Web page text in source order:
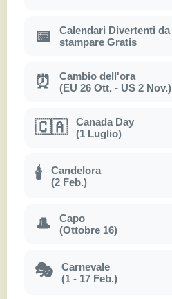
📅
Calendari Divertenti da
stampare Gratis
⏰
Cambio dell'ora
(EU 26 Ott. - US 2 Nov.)
🇨🇦
Canada Day
(1 Luglio)
🕯
Candelora
(2 Feb.)
🎩
Capo
(Ottobre 16)
🎭
Carnevale
(1 - 17 Feb.)